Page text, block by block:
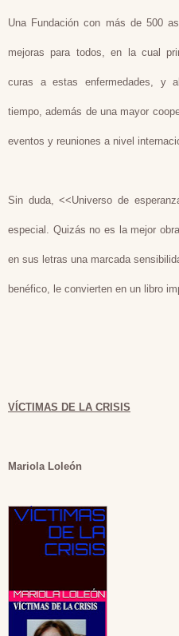
Una Fundación con más de 500
mejoras para todos, en la cual
curas a estas enfermedades, y
tiempo, además de una mayor
eventos y reuniones a nivel
Sin duda, <<Universo de
especial. Quizás no es la mejor
en sus letras una marcada
benéfico, le convierten en un libro
VÍCTIMAS DE LA CRISIS
Mariola Loleón